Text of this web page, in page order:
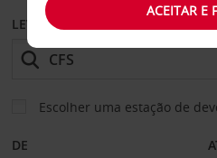
LEVANTAR EM
Escolher uma estação de
DE
ACEITAR E